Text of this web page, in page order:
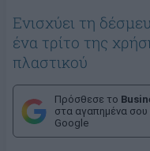
Eνισχύει τη
ένα τρίτο της
πλαστικού
Πρόσθεσε το
στα αγαπημένα σου
Google